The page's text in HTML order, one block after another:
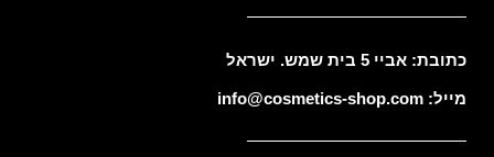
כתובת: אביי 5 בית שמש. ישראל
מייל: info@cosmetics-shop.com